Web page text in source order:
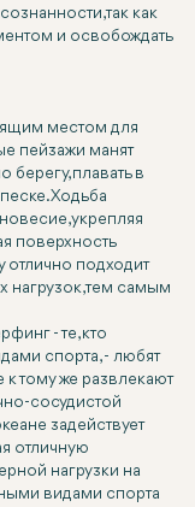
так как
и освобождать
местом для
пейзажи манят
берегу, плавать в
Ходьба
укрепляя
поверхность
отлично подходит
нагрузок, тем самым
- те, кто
спорта, - любят
к тому же развлекают
сосудистой
задействует
отличную
нагрузки на
видами спорта